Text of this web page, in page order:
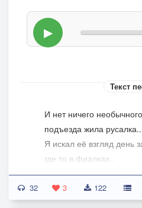
▶
Текст
И нет ничего
подъезда жила русалка..
Я искал её взгляд день
где то в фиалках..
И нет ничего
приворожил русалку..
32 3 122